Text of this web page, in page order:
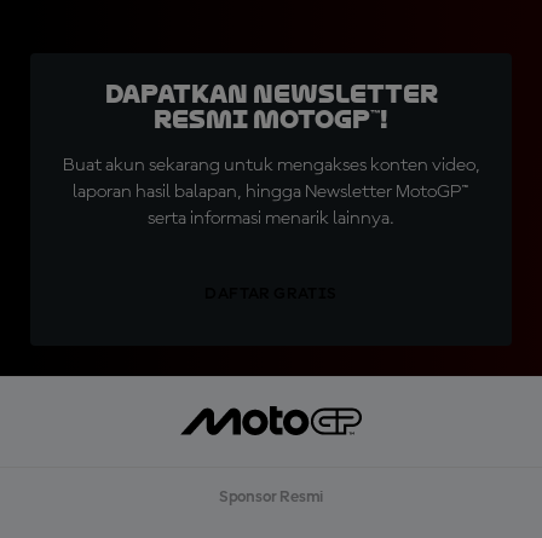
Dapatkan Newsletter
Resmi MotoGP™!
Buat akun sekarang untuk mengakses konten video,
laporan hasil balapan, hingga Newsletter MotoGP™
serta informasi menarik lainnya.
Sponsor Resmi